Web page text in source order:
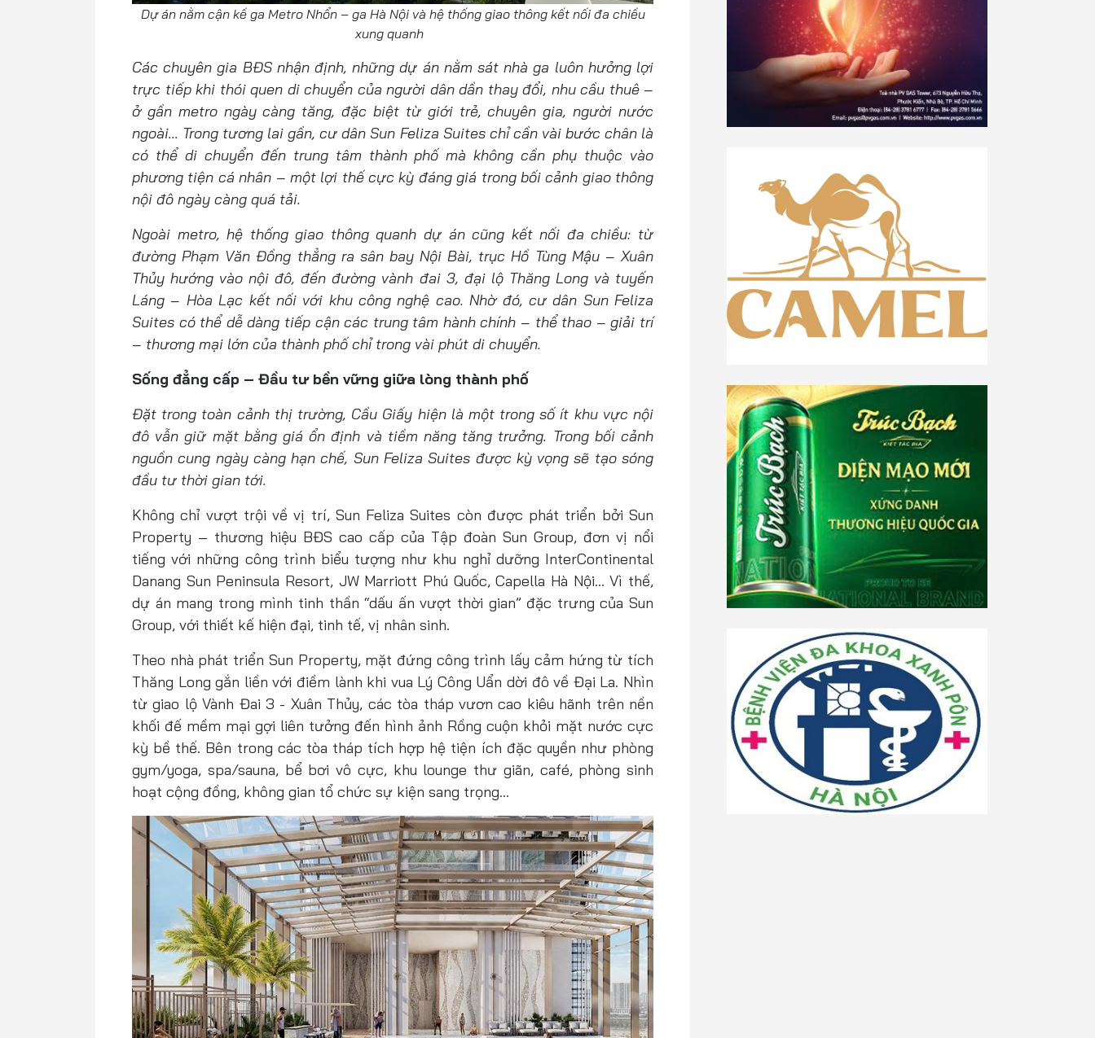
Dự án nằm cận kề ga Metro Nhổn – ga Hà Nội và hệ thống giao thông kết nối đa chiều
xung quanh
Các chuyên gia BĐS nhận định, những dự án nằm sát nhà ga luôn hưởng lợi
trực tiếp khi thói quen di chuyển của người dân dần thay đổi, nhu cầu thuê –
ở gần metro ngày càng tăng, đặc biệt từ giới trẻ, chuyên gia, người nước
ngoài… Trong tương lai gần, cư dân Sun Feliza Suites chỉ cần vài bước chân là
có thể di chuyển đến trung tâm thành phố mà không cần phụ thuộc vào
phương tiện cá nhân – một lợi thế cực kỳ đáng giá trong bối cảnh giao thông
nội đô ngày càng quá tải.
Ngoài metro, hệ thống giao thông quanh dự án cũng kết nối đa chiều: từ
đường Phạm Văn Đồng thẳng ra sân bay Nội Bài, trục Hồ Tùng Mậu – Xuân
Thủy hướng vào nội đô, đến đường vành đai 3, đại lộ Thăng Long và tuyến
Láng – Hòa Lạc kết nối với khu công nghệ cao. Nhờ đó, cư dân Sun Feliza
Suites có thể dễ dàng tiếp cận các trung tâm hành chính – thể thao – giải trí
– thương mại lớn của thành phố chỉ trong vài phút di chuyển.
Sống đẳng cấp – Đầu tư bền vững giữa lòng thành phố
Đặt trong toàn cảnh thị trường, Cầu Giấy hiện là một trong số ít khu vực nội
đô vẫn giữ mặt bằng giá ổn định và tiềm năng tăng trưởng. Trong bối cảnh
nguồn cung ngày càng hạn chế, Sun Feliza Suites được kỳ vọng sẽ tạo sóng
đầu tư thời gian tới.
Không chỉ vượt trội về vị trí, Sun Feliza Suites còn được phát triển bởi Sun
Property – thương hiệu BĐS cao cấp của Tập đoàn Sun Group, đơn vị nổi
tiếng với những công trình biểu tượng như khu nghỉ dưỡng InterContinental
Danang Sun Peninsula Resort, JW Marriott Phú Quốc, Capella Hà Nội… Vì thế,
dự án mang trong mình tinh thần “dấu ấn vượt thời gian” đặc trưng của Sun
Group, với thiết kế hiện đại, tinh tế, vị nhân sinh.
Theo nhà phát triển Sun Property, mặt đứng công trình lấy cảm hứng từ tích
Thăng Long gắn liền với điềm lành khi vua Lý Công Uẩn dời đô về Đại La. Nhìn
từ giao lộ Vành Đai 3 - Xuân Thủy, các tòa tháp vươn cao kiêu hãnh trên nền
khối đế mềm mại gợi liên tưởng đến hình ảnh Rồng cuộn khỏi mặt nước cực
kỳ bề thế. Bên trong các tòa tháp tích hợp hệ tiện ích đặc quyền như phòng
gym/yoga, spa/sauna, bể bơi vô cực, khu lounge thư giãn, café, phòng sinh
hoạt cộng đồng, không gian tổ chức sự kiện sang trọng…